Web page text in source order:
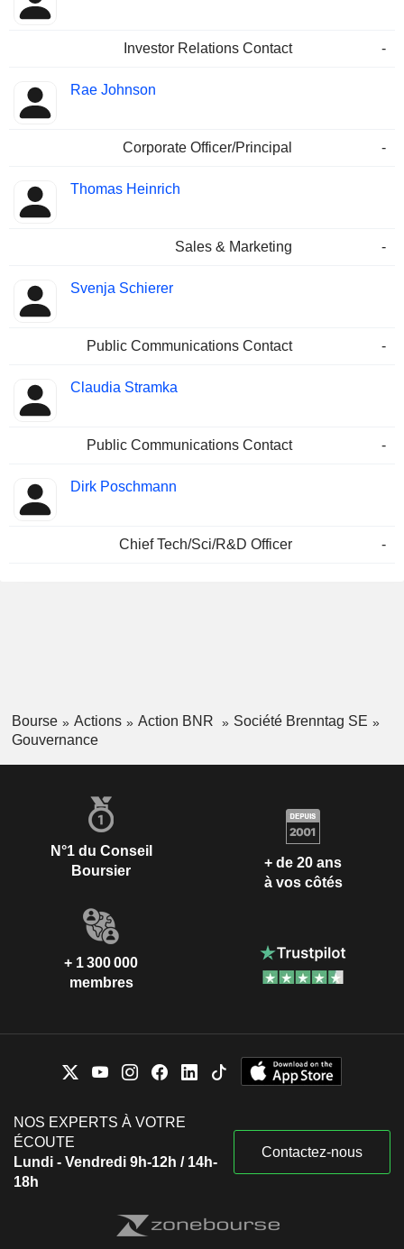
Investor Relations Contact -
Rae Johnson
Corporate Officer/Principal -
Thomas Heinrich
Sales & Marketing -
Svenja Schierer
Public Communications Contact -
Claudia Stramka
Public Communications Contact -
Dirk Poschmann
Chief Tech/Sci/R&D Officer -
Bourse Actions Action BNR
Société Brenntag SE
Gouvernance
N°1 du Conseil
Boursier
+ de 20 ans
à vos côtés
+ 1 300 000
membres
NOS EXPERTS À VOTRE
ÉCOUTE
Lundi - Vendredi 9h-12h / 14h-
18h
Contactez-nous